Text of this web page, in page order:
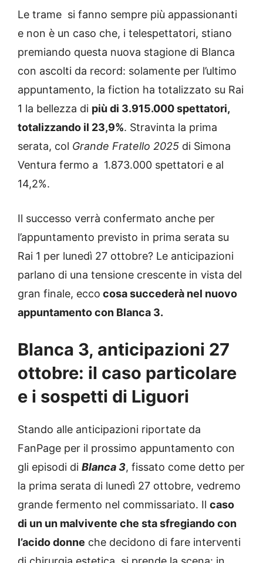
Le trame si fanno sempre più appassionanti
e non è un caso che, i telespettatori, stiano
premiando questa nuova stagione di Blanca
con ascolti da record: solamente per l’ultimo
appuntamento, la fiction ha totalizzato su Rai
1 la bellezza di più di 3.915.000 spettatori,
totalizzando il 23,9%. Stravinta la prima
serata, col Grande Fratello 2025 di Simona
Ventura fermo a 1.873.000 spettatori e al
14,2%.
Il successo verrà confermato anche per
l’appuntamento previsto in prima serata su
Rai 1 per lunedì 27 ottobre? Le anticipazioni
parlano di una tensione crescente in vista del
gran finale, ecco cosa succederà nel nuovo
appuntamento con Blanca 3.
Blanca 3, anticipazioni 27
ottobre: il caso particolare
e i sospetti di Liguori
Stando alle anticipazioni riportate da
FanPage per il prossimo appuntamento con
gli episodi di Blanca 3, fissato come detto per
la prima serata di lunedì 27 ottobre, vedremo
grande fermento nel commissariato. Il caso
di un un malvivente che sta sfregiando con
l’acido donne che decidono di fare interventi